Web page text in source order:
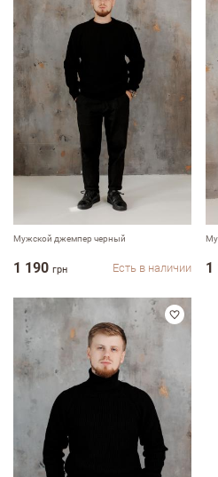
Мужской джемпер черный
1 190 грн Есть в наличии 1
Оставить отзыв
ФИО
Комментарий